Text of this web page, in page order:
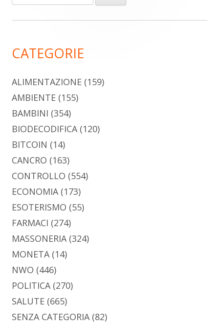
laterale
per:
CATEGORIE
ALIMENTAZIONE (159)
AMBIENTE (155)
BAMBINI (354)
BIODECODIFICA(120)
BITCOIN (14)
CANCRO (163)
CONTROLLO (554)
ECONOMIA(173)
ESOTERISMO (55)
FARMACI (274)
MASSONERIA(324)
MONETA(14)
NWO (446)
POLITICA(270)
SALUTE (665)
SENZA CATEGORIA(82)